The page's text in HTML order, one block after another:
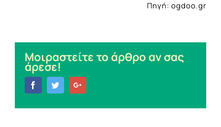
Πηγή: ogdoo.gr
Μοιραστείτε το άρθρο αν σας
άρεσε!
FacebookTwitter